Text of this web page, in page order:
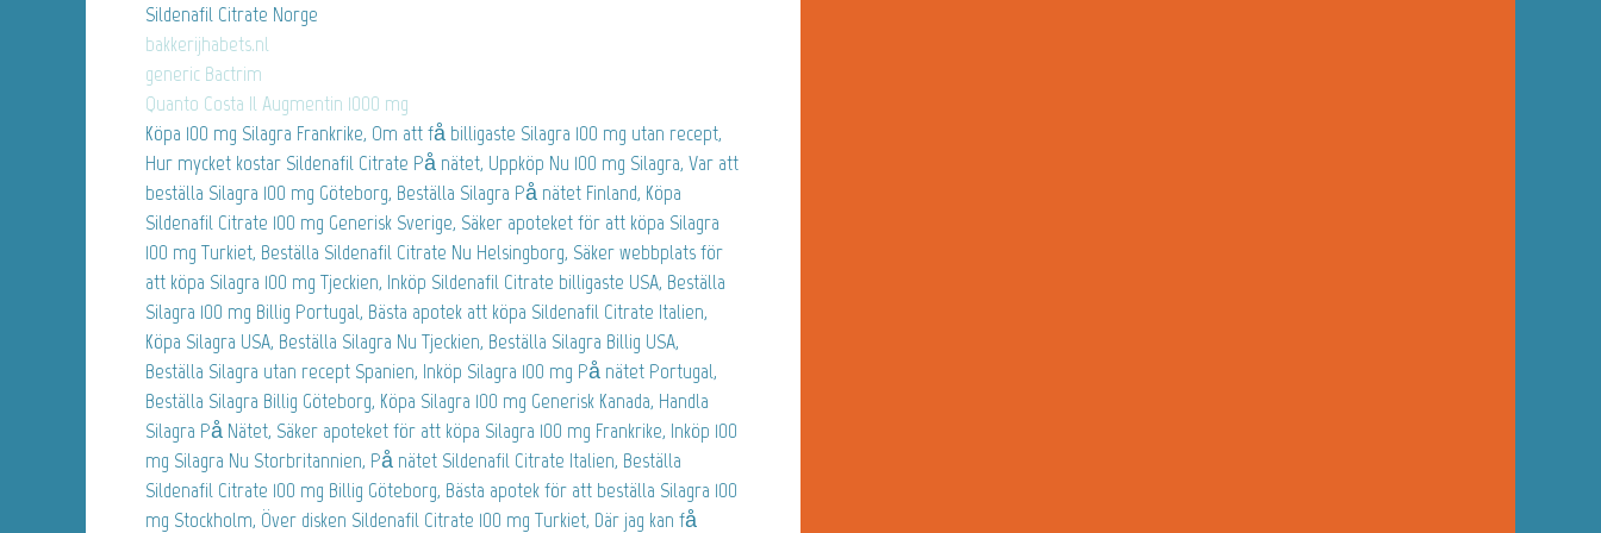
Sildenafil Citrate Norge
bakkerijhabets.nl
generic Bactrim
Quanto Costa Il Augmentin 1000 mg
Köpa 100 mg Silagra Frankrike, Om att få billigaste Silagra 100 mg utan recept,
Hur mycket kostar Sildenafil Citrate På nätet, Uppköp Nu 100 mg Silagra, Var att
beställa Silagra 100 mg Göteborg, Beställa Silagra På nätet Finland, Köpa
Sildenafil Citrate 100 mg Generisk Sverige, Säker apoteket för att köpa Silagra
100 mg Turkiet, Beställa Sildenafil Citrate Nu Helsingborg, Säker webbplats för
att köpa Silagra 100 mg Tjeckien, Inköp Sildenafil Citrate billigaste USA, Beställa
Silagra 100 mg Billig Portugal, Bästa apotek att köpa Sildenafil Citrate Italien,
Köpa Silagra USA, Beställa Silagra Nu Tjeckien, Beställa Silagra Billig USA,
Beställa Silagra utan recept Spanien, Inköp Silagra 100 mg På nätet Portugal,
Beställa Silagra Billig Göteborg, Köpa Silagra 100 mg Generisk Kanada, Handla
Silagra På Nätet, Säker apoteket för att köpa Silagra 100 mg Frankrike, Inköp 100
mg Silagra Nu Storbritannien, På nätet Sildenafil Citrate Italien, Beställa
Sildenafil Citrate 100 mg Billig Göteborg, Bästa apotek för att beställa Silagra 100
mg Stockholm, Över disken Sildenafil Citrate 100 mg Turkiet, Där jag kan få